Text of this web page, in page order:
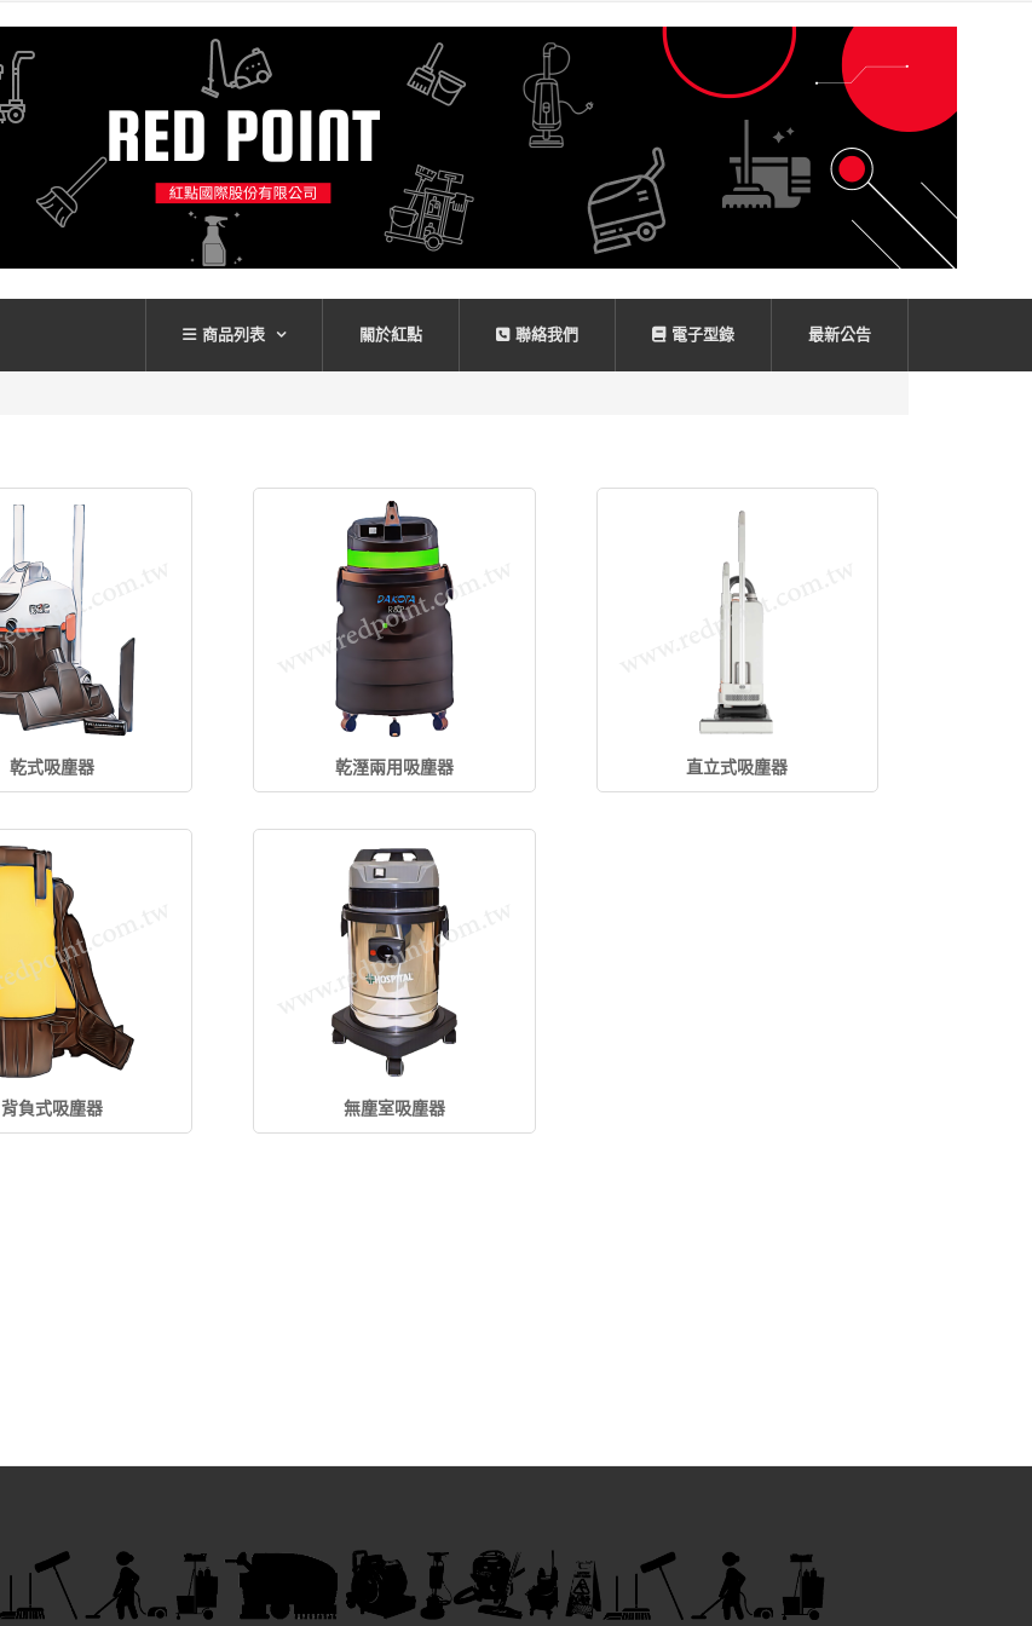
商品列表 關於紅點 聯絡我們 電子型錄 最新公告
乾式吸塵器 乾溼兩用吸塵器 直立式吸塵器
背負式吸塵器 無塵室吸塵器